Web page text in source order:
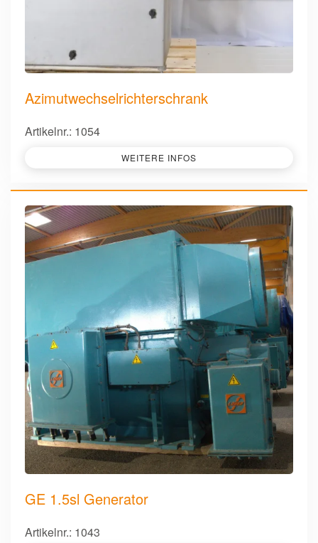
Azimutwechselrichterschrank
Artikelnr.: 1054
WEITERE INFOS
GE 1.5sl Generator
Artikelnr.: 1043